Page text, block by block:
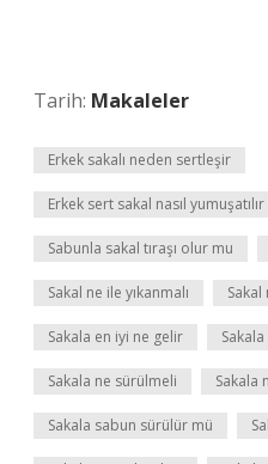
Tarih: Makaleler
Erkek sakalı neden sertleşir
Erkek sert sakal nasıl yumuşatılır
Sabunla sakal tıraşı olur mu
Sakal ne ile yıkanmalı
Sakala en iyi ne gelir
Sakala ne sürülmeli Sakala
Sakala sabun sürülür mü